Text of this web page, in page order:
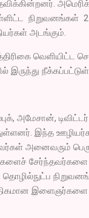
அடங்கும்.
வெளியிட்ட
இருந்து
அமேசான்,
இந்த
அனைவரும்
சேர்ந்தவர்களை
தொழில்நுட்ப
இளைஞர்களை